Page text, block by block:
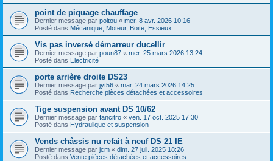
point de piquage chauffage
Dernier message par poitou « mer. 8 avr. 2026 10:16
Posté dans Mécanique, Moteur, Boite, Essieux
Vis pas inversé démarreur ducellir
Dernier message par poun87 « mer. 25 mars 2026 13:24
Posté dans Electricité
porte arrière droite DS23
Dernier message par jyt56 « mar. 24 mars 2026 14:25
Posté dans Recherche pièces détachées et accessoires
Tige suspension avant DS 10/62
Dernier message par fancitro « ven. 17 oct. 2025 17:30
Posté dans Hydraulique et suspension
Vends châssis nu refait à neuf DS 21 IE
Dernier message par jcm « dim. 27 juil. 2025 18:26
Posté dans Vente pièces détachées et accessoires